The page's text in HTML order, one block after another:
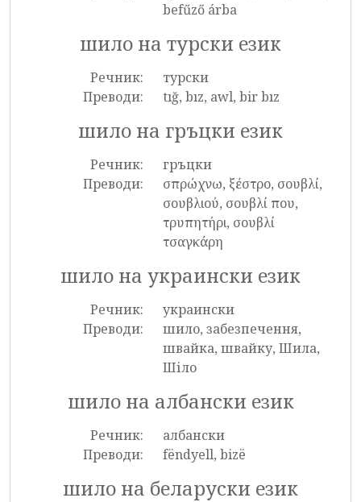
befűző árba
шило на турски език
Речник:
турски
Преводи:
tığ, bız, awl, bir bız
шило на гръцки език
Речник:
гръцки
Преводи:
σπρώχνω, ξέστρο, σουβλί,
σουβλιού, σουβλί που,
τρυπητήρι, σουβλί
τσαγκάρη
шило на украински език
Речник:
украински
Преводи:
шило, забезпечення,
швайка, швайку, Шила,
Шіло
шило на албански език
Речник:
албански
Преводи:
fëndyell, bizë
шило на беларуски език